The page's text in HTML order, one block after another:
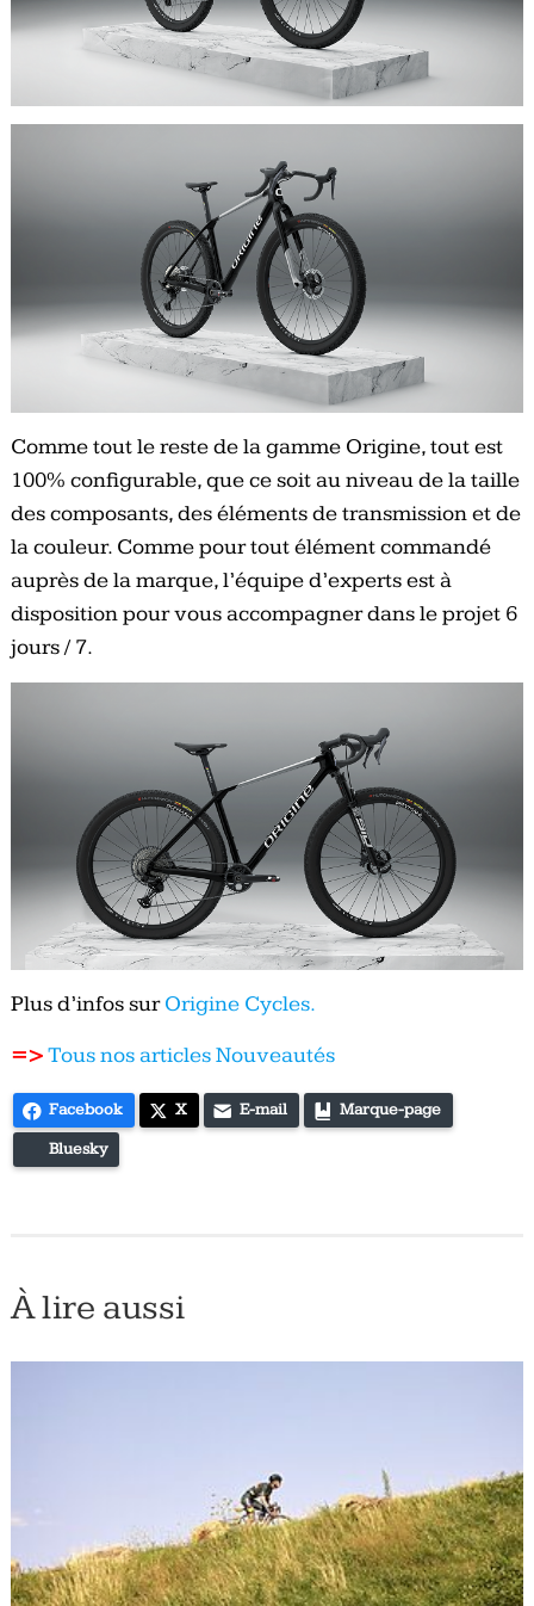
Comme tout le reste de la gamme Origine, tout est
100% configurable, que ce soit au niveau de la taille
des composants, des éléments de transmission et de
la couleur. Comme pour tout élément commandé
auprès de la marque, l’équipe d’experts est à
disposition pour vous accompagner dans le projet 6
jours / 7.
Plus d’infos surOrigine Cycles.
=>Tous nos articles Nouveautés
Facebook X E-mail Marque-page
Bluesky
À lire aussi